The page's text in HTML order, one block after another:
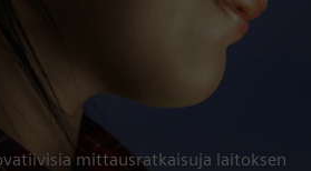
mittausratkaisuja laitoksen